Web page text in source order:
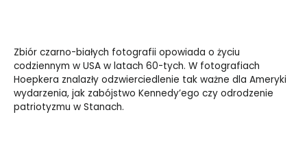
Zbiór czarno-białych fotografii opowiada o życiu
codziennym w USA w latach 60-tych. W fotografiach
Hoepkera znalazły odzwierciedlenie tak ważne dla Ameryki
wydarzenia, jak zabójstwo Kennedy’ego czy odrodzenie
patriotyzmu w Stanach.